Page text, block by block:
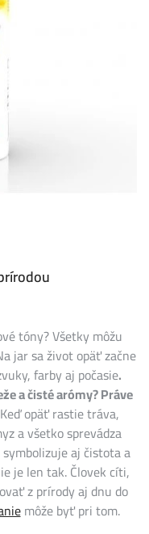
tóny? Všetky môžu
jar sa život opäť začne
farby aj počasie.
a čisté arómy? Práve
opäť rastie tráva,
a všetko sprevádza
aj čistota a
je len tak. Človek cíti,
z prírody aj dnu do
môže byť pri tom.